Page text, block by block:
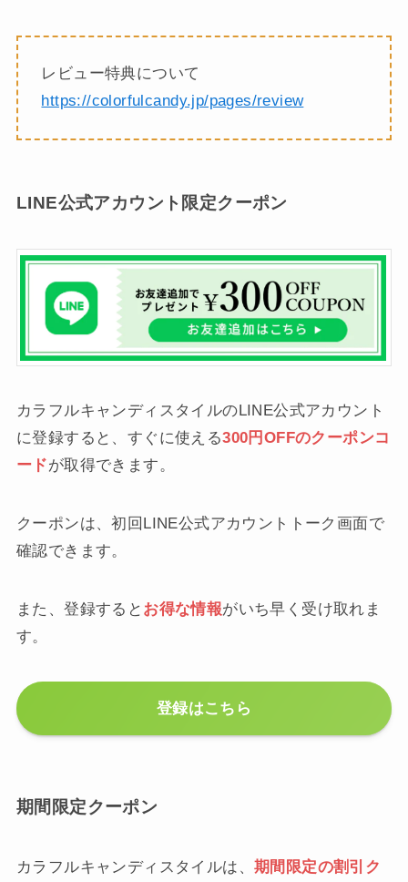
レビュー特典について
https://colorfulcandy.jp/pages/review
LINE公式アカウント限定クーポン
カラフルキャンディスタイルのLINE公式アカウント
に登録すると、すぐに使える300円OFFのクーポンコ
ードが取得できます。
クーポンは、初回LINE公式アカウントトーク画面で
確認できます。
また、登録すると お得な情報がいち早く受け取れま
す。
登録はこちら
期間限定クーポン
カラフルキャンディスタイルは、 期間限定の割引ク